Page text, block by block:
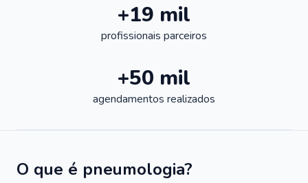
+19 mil
profissionais parceiros
+50 mil
agendamentos realizados
O que é pneumologia?